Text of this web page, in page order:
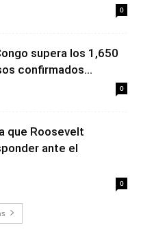
0
supera los 1,650
confirmados...
0
que Roosevelt
ante el
0